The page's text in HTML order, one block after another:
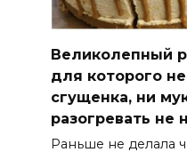
Великолепный
для которого
сгущенка, ни
разогревать не
Раньше не делала